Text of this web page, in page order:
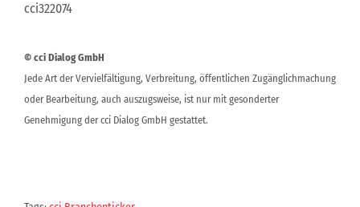
cci322074
© cci Dialog GmbH
Jede Art der Vervielfältigung, Verbreitung, öffentlichen Zugänglichmachung
oder Bearbeitung, auch auszugsweise, ist nur mit gesonderter
Genehmigung der cci Dialog GmbH gestattet.